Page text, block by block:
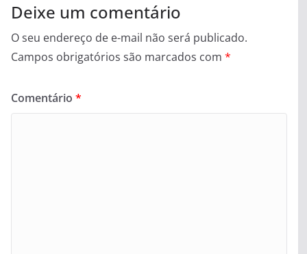
Deixe um comentário
O seu endereço de e-mail não será publicado.
Campos obrigatórios são marcados com *
Comentário *